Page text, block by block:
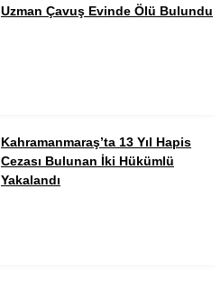
Uzman Çavuş Evinde Ölü Bulundu
Kahramanmaraş’ta 13 Yıl Hapis
Cezası Bulunan İki Hükümlü
Yakalandı